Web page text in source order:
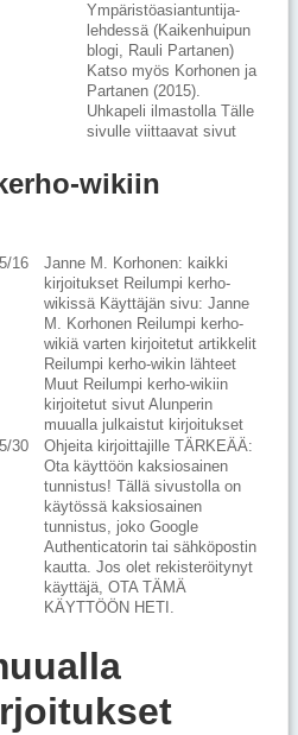
Ympäristöasiantuntija-
lehdessä (Kaikenhuipun
blogi, Rauli Partanen)
Katso myös Korhonen ja
Partanen (2015).
Uhkapeli ilmastolla Tälle
sivulle viittaavat sivut
wikiin
16
Janne M. Korhonen: kaikki
kirjoitukset Reilumpi kerho-
wikissä Käyttäjän sivu: Janne
M. Korhonen Reilumpi kerho-
wikiä varten kirjoitetut artikkelit
Reilumpi kerho-wikin lähteet
Muut Reilumpi kerho-wikiin
kirjoitetut sivut Alunperin
muualla julkaistut kirjoitukset
30
Ohjeita kirjoittajille TÄRKEÄÄ:
Ota käyttöön kaksiosainen
tunnistus! Tällä sivustolla on
käytössä kaksiosainen
tunnistus, joko Google
Authenticatorin tai sähköpostin
kautta. Jos olet rekisteröitynyt
käyttäjä, OTA TÄMÄ
KÄYTTÖÖN HETI.